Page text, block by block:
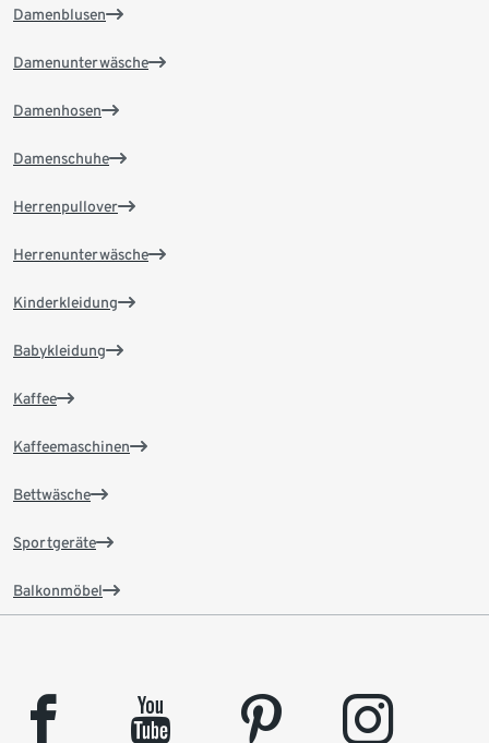
Damenblusen
Damenunterwäsche
Damenhosen
Damenschuhe
Herrenpullover
Herrenunterwäsche
Kinderkleidung
Babykleidung
Kaffee
Kaffeemaschinen
Bettwäsche
Sportgeräte
Balkonmöbel
facebook youtube pinterest instagram